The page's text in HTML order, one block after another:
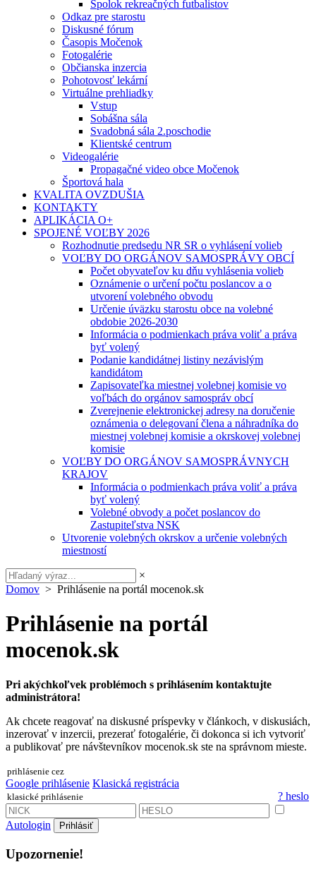
Spolok rekreačných futbalistov
Odkaz pre starostu
Diskusné fórum
Časopis Močenok
Fotogalérie
Občianska inzercia
Pohotovosť lekární
Virtuálne prehliadky
Vstup
Sobášna sála
Svadobná sála 2.poschodie
Klientské centrum
Videogalérie
Propagačné video obce Močenok
Športová hala
KVALITA OVZDUŠIA
KONTAKTY
APLIKÁCIA O+
SPOJENÉ VOĽBY 2026
Rozhodnutie predsedu NR SR o vyhlásení volieb
VOĽBY DO ORGÁNOV SAMOSPRÁVY OBCÍ
Počet obyvateľov ku dňu vyhlásenia volieb
Oznámenie o určení počtu poslancov a o
utvorení volebného obvodu
Určenie úväzku starostu obce na volebné
obdobie 2026-2030
Informácia o podmienkach práva voliť a práva
byť volený
Podanie kandidátnej listiny nezávislým
kandidátom
Zapisovateľka miestnej volebnej komisie vo
voľbách do orgánov samospráv obcí
Zverejnenie elektronickej adresy na doručenie
oznámenia o delegovaní člena a náhradníka do
miestnej volebnej komisie a okrskovej volebnej
komisie
VOĽBY DO ORGÁNOV SAMOSPRÁVNYCH
KRAJOV
Informácia o podmienkach práva voliť a práva
byť volený
Volebné obvody a počet poslancov do
Zastupiteľstva NSK
Utvorenie volebných okrskov a určenie volebných
miestností
×
Domov > Prihlásenie na portál mocenok.sk
Prihlásenie na portál
mocenok.sk
Pri akýchkoľvek problémoch s prihlásením kontaktujte
administrátora!
Ak chcete reagovať na diskusné príspevky v článkoch, v diskusiách,
inzerovať v inzercii, prezerať fotogalérie, či dokonca si ich vytvoriť
a publikovať pre návštevníkov mocenok.sk ste na správnom mieste.
prihlásenie cez
Google prihlásenie Klasická registrácia
klasické prihlásenie ? heslo
Autologin Prihlásiť
Upozornenie!